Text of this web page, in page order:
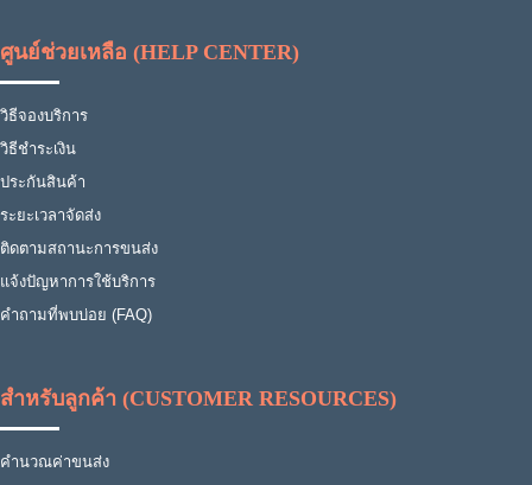
ศูนย์ช่วยเหลือ (HELP CENTER)
วิธีจองบริการ
วิธีชำระเงิน
ประกันสินค้า
ระยะเวลาจัดส่ง
ติดตามสถานะการขนส่ง
แจ้งปัญหาการใช้บริการ
คำถามที่พบบ่อย (FAQ)
สำหรับลูกค้า (CUSTOMER RESOURCES)
คำนวณค่าขนส่ง